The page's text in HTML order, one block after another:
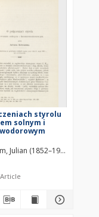
styrolu
solnym i
Julian (1852–1926)